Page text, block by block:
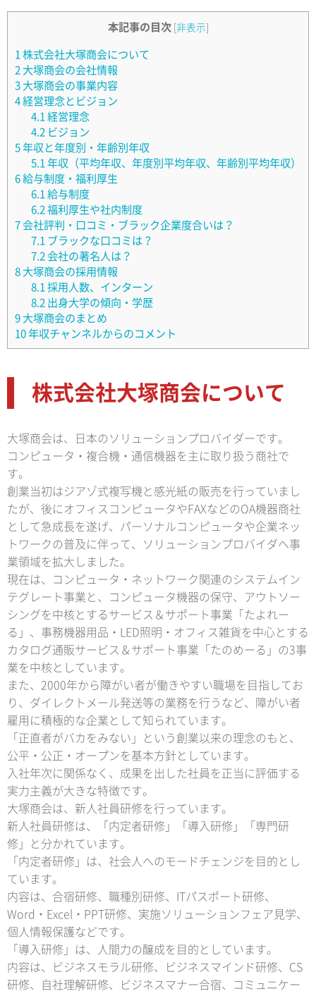
本記事の目次 非表示
1 株式会社大塚商会について
2 大塚商会の会社情報
3 大塚商会の事業内容
4 経営理念とビジョン
4.1 経営理念
4.2 ビジョン
5 年収と年度別・年齢別年収
5.1 年収（平均年収、年度別平均年収、年齢別平均年収）
6 給与制度・福利厚生
6.1 給与制度
6.2 福利厚生や社内制度
7 会社評判・口コミ・ブラック企業度合いは？
7.1 ブラックな口コミは？
7.2 会社の著名人は？
8 大塚商会の採用情報
8.1 採用人数、インターン
8.2 出身大学の傾向・学歴
9 大塚商会のまとめ
10 年収チャンネルからのコメント
株式会社大塚商会について
大塚商会は、日本のソリューションプロバイダーです。
コンピュータ・複合機・通信機器を主に取り扱う商社で
す。
創業当初はジアゾ式複写機と感光紙の販売を行っていまし
たが、後にオフィスコンピュータやFAXなどのOA機器商社
として急成長を遂げ、パーソナルコンピュータや企業ネッ
トワークの普及に伴って、ソリューションプロバイダへ事
業領域を拡大しました。
現在は、コンピュータ・ネットワーク関連のシステムイン
テグレート事業と、コンピュータ機器の保守、アウトソー
シングを中核とするサービス＆サポート事業「たよれー
る」、事務機器用品・LED照明・オフィス雑貨を中心とする
カタログ通販サービス＆サポート事業「たのめーる」の3事
業を中核としています。
また、2000年から障がい者が働きやすい職場を目指してお
り、ダイレクトメール発送等の業務を行うなど、障がい者
雇用に積極的な企業として知られています。
「正直者がバカをみない」という創業以来の理念のもと、
公平・公正・オープンを基本方針としています。
入社年次に関係なく、成果を出した社員を正当に評価する
実力主義が大きな特徴です。
大塚商会は、新人社員研修を行っています。
新人社員研修は、「内定者研修」「導入研修」「専門研
修」と分かれています。
「内定者研修」は、社会人へのモードチェンジを目的とし
ています。
内容は、合宿研修、職種別研修、ITパスポート研修、
Word・Excel・PPT研修、実施ソリューションフェア見学、
個人情報保護などです。
「導入研修」は、人間力の醸成を目的としています。
内容は、ビジネスモラル研修、ビジネスマインド研修、CS
研修、自社理解研修、ビジネスマナー合宿、コミュニケー